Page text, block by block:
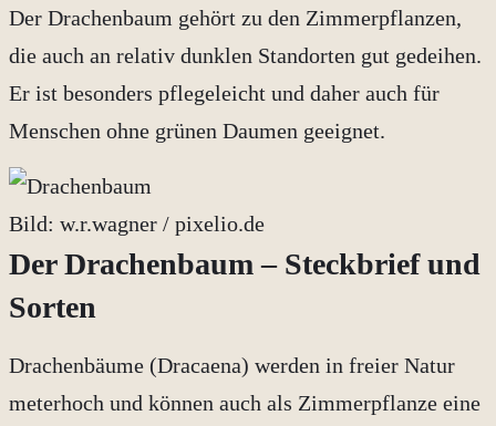
Der Drachenbaum gehört zu den Zimmerpflanzen,
die auch an relativ dunklen Standorten gut gedeihen.
Er ist besonders pflegeleicht und daher auch für
Menschen ohne grünen Daumen geeignet.
Bild: w.r.wagner / pixelio.de
Der Drachenbaum – Steckbrief und
Sorten
Drachenbäume (Dracaena) werden in freier Natur
meterhoch und können auch als Zimmerpflanze eine